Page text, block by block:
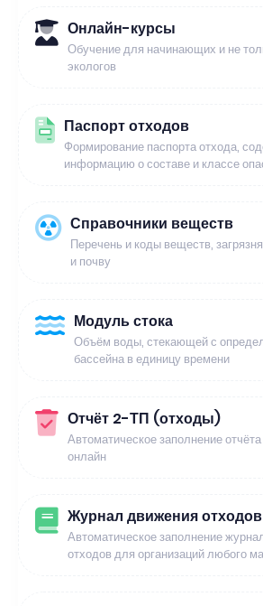
Онлайн-курсы
Обучение для начинающих и не
экологов
Паспорт отходов
Формирование паспорта отхода,
информацию о составе и классе
Справочники веществ
Перечень и коды веществ,
и почву
Модуль стока
Объём воды, стекающей с
бассейна в единицу времени
Отчёт 2-ТП (отходы)
Автоматическое заполнение
онлайн
Журнал движения отходов
Автоматическое заполнение
отходов для организаций любого